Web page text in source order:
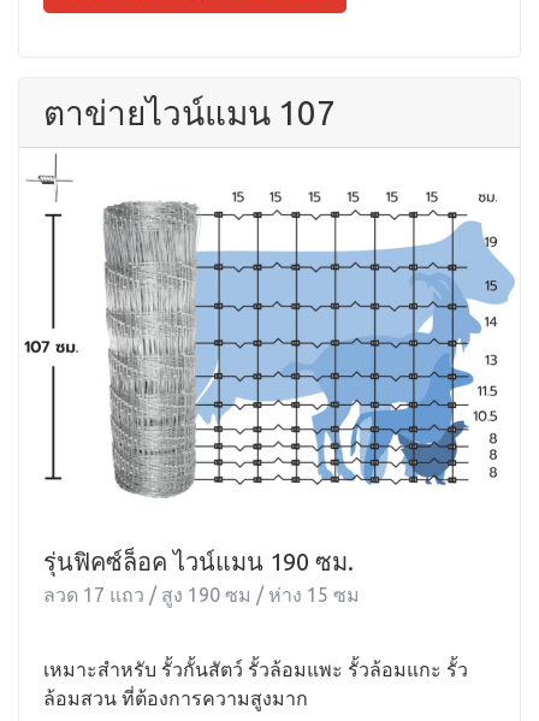
ตาข่ายไวน์แมน 107
รุ่นฟิคซ์ล็อค ไวน์แมน 190 ซม.
ลวด 17 แถว / สูง 190 ซม / ห่าง 15 ซม
เหมาะสำหรับ รั้วกั้นสัตว์ รั้วล้อมแพะ รั้วล้อมแกะ รั้ว
ล้อมสวน ที่ต้องการความสูงมาก